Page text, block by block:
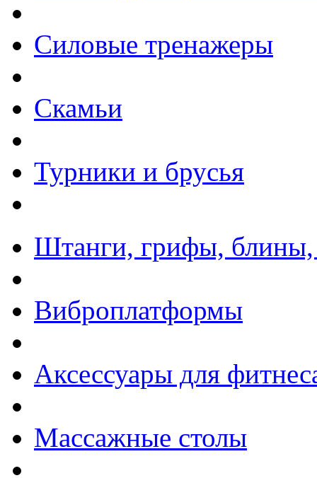
Силовые тренажеры
Скамьи
Турники и брусья
Штанги, грифы, блины,
Виброплатформы
Аксессуары для
Массажные столы